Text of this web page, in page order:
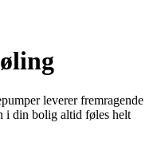
leverer fremragende
i din bolig altid føles helt